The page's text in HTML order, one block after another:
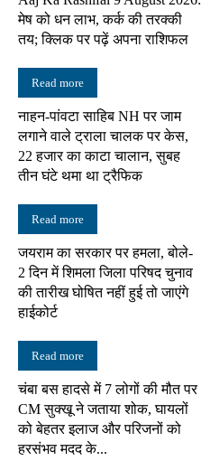
मेष को धन लाभ, कर्क की तरक्की
तय; क्लिक पर पढ़ें अपना राशिफल
Read more
नाहन-पांवटा साहिब NH पर जाम
लगाने वाले ट्राला चालक पर केस,
22 हजार का काटा चालान, सुबह
तीन घंटे थमा था ट्रैफिक
Read more
जयराम का सरकार पर हमला, बोले-
2 दिन में शिमला जिला परिषद चुनाव
की तारीख घोषित नहीं हुई तो जाएंगे
हाईकोर्ट
Read more
चंबा बस हादसे में 7 लोगों की मौत पर
CM सुक्खू ने जताया शोक, घायलों
को बेहतर इलाज और परिजनों को
हरसंभव मदद के...